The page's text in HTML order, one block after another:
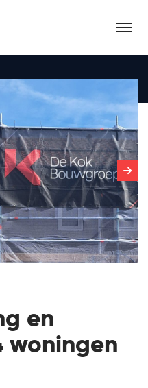
en
woningen